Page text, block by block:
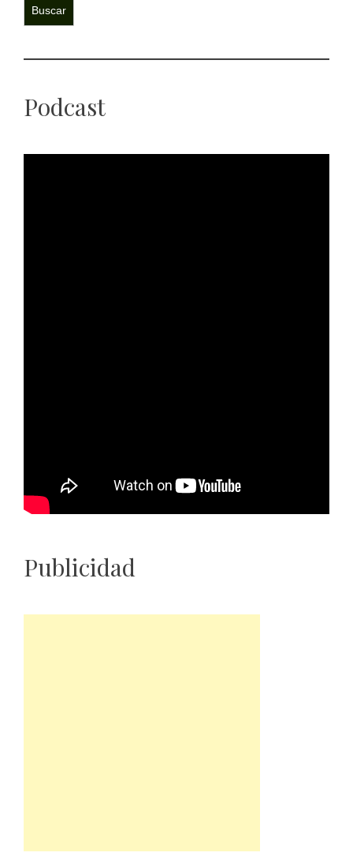
Buscar
Podcast
Publicidad